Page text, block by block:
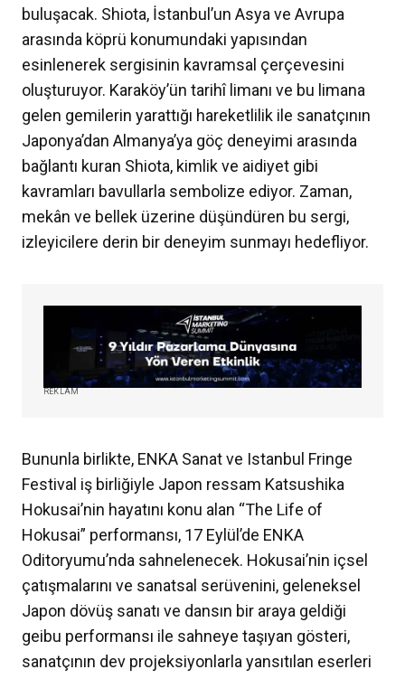
buluşacak. Shiota, İstanbul’un Asya ve Avrupa
arasında köprü konumundaki yapısından
esinlenerek sergisinin kavramsal çerçevesini
oluşturuyor. Karaköy’ün tarihî limanı ve bu limana
gelen gemilerin yarattığı hareketlilik ile sanatçının
Japonya’dan Almanya’ya göç deneyimi arasında
bağlantı kuran Shiota, kimlik ve aidiyet gibi
kavramları bavullarla sembolize ediyor. Zaman,
mekân ve bellek üzerine düşündüren bu sergi,
izleyicilere derin bir deneyim sunmayı hedefliyor.
REKLAM
Bununla birlikte, ENKA Sanat ve Istanbul Fringe
Festival iş birliğiyle Japon ressam Katsushika
Hokusai’nin hayatını konu alan “The Life of
Hokusai” performansı, 17 Eylül’de ENKA
Oditoryumu’nda sahnelenecek. Hokusai’nin içsel
çatışmalarını ve sanatsal serüvenini, geleneksel
Japon dövüş sanatı ve dansın bir araya geldiği
geibu performansı ile sahneye taşıyan gösteri,
sanatçının dev projeksiyonlarla yansıtılan eserleri